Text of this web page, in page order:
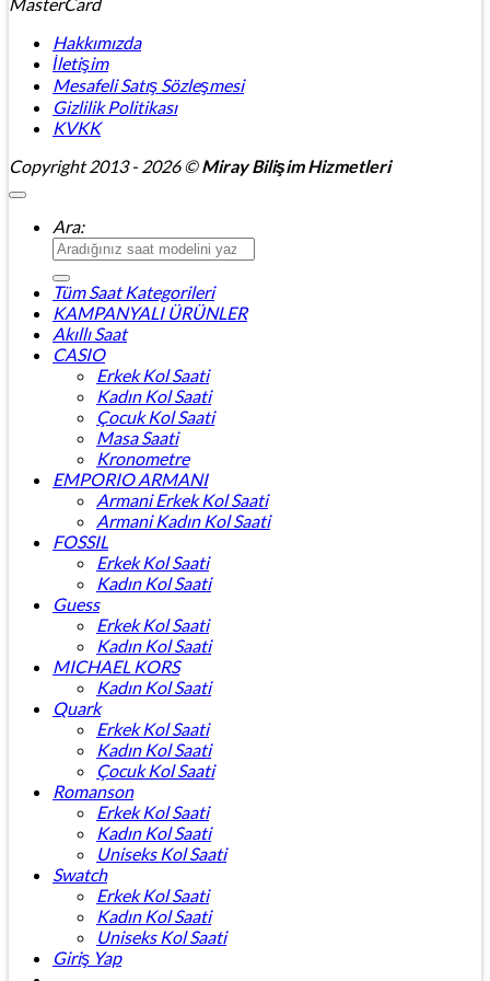
Hakkımızda
İletişim
Mesafeli Satış Sözleşmesi
Gizlilik Politikası
KVKK
Copyright 2013 - 2026 ©Miray Bilişim Hizmetleri
Ara:
Tüm Saat Kategorileri
KAMPANYALI ÜRÜNLER
Akıllı Saat
CASIO
Erkek Kol Saati
Kadın Kol Saati
Çocuk Kol Saati
Masa Saati
Kronometre
EMPORIO ARMANI
Armani Erkek Kol Saati
Armani Kadın Kol Saati
FOSSIL
Erkek Kol Saati
Kadın Kol Saati
Guess
Erkek Kol Saati
Kadın Kol Saati
MICHAEL KORS
Kadın Kol Saati
Quark
Erkek Kol Saati
Kadın Kol Saati
Çocuk Kol Saati
Romanson
Erkek Kol Saati
Kadın Kol Saati
Uniseks Kol Saati
Swatch
Erkek Kol Saati
Kadın Kol Saati
Uniseks Kol Saati
Giriş Yap